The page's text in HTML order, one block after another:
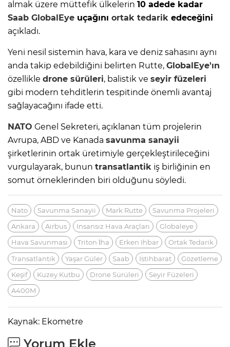
almak üzere müttefik ülkelerin 10 adede kadar
Saab GlobalEye uçağını ortak tedarik edeceğini
açıkladı.
Yeni nesil sistemin hava, kara ve deniz sahasını aynı
anda takip edebildiğini belirten Rutte, GlobalEye'ın
özellikle drone sürüleri, balistik ve seyir füzeleri
gibi modern tehditlerin tespitinde önemli avantaj
sağlayacağını ifade etti.
NATO Genel Sekreteri, açıklanan tüm projelerin
Avrupa, ABD ve Kanada savunma sanayii
şirketlerinin ortak üretimiyle gerçekleştirileceğini
vurgulayarak, bunun transatlantik iş birliğinin en
somut örneklerinden biri olduğunu söyledi.
Nato Savunma Sanayii Mark Rutte
Savunma Projeleri
Ankara
Airbus Insansız Hava Araçları
Globaleye
Hava Savunması
Triton İha Erken Ihbar
Ortak Tedarik
Transatlantik
Yaşar Güler Saab Istihbarat
Gözetleme
Keşif
Kuzey Kutbu Drone Sürüleri
Seyir Füzeleri
A400M
Kaynak: Ekometre
Yorum Ekle